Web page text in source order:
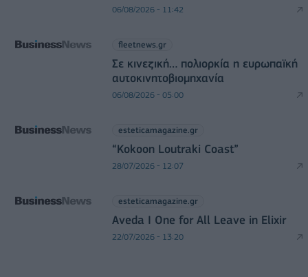
06/08/2026 - 11:42
fleetnews.gr
Σε κινεζική… πολιορκία η ευρωπαϊκή
αυτοκινητοβιομηχανία
06/08/2026 - 05:00
esteticamagazine.gr
“Kokoon Loutraki Coast”
28/07/2026 - 12:07
esteticamagazine.gr
Aveda I One for All Leave in Elixir
22/07/2026 - 13:20